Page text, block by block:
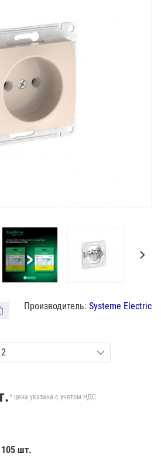
Производитель: Systeme Electric
* цена указана с учетом НДС.
105 шт.